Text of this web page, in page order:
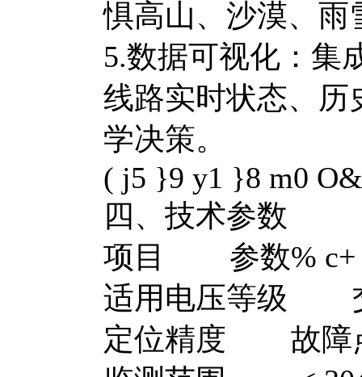
惧高山、沙漠、雨
5.数据可视化：集
线路实时状态、历
学决策。
( j5 }9 y1 }8 m0
四、技术参数
项目 参数%
适用电压等级
定位精度 故障